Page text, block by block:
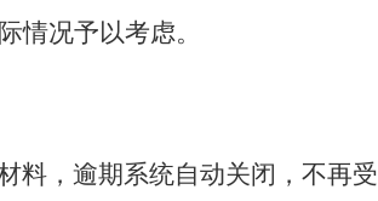
情况予以考虑。
料，逾期系统自动关闭，不再受